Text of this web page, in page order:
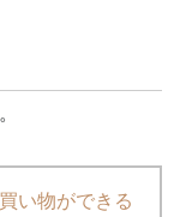
い物ができる